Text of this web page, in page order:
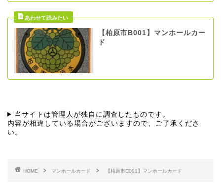
【柏原市B001】マンホールカー
ド
当サイトは管理人が独自に調査したものです。
内容が相違している場合がございますので、ご了承くださ
い。
HOME マンホールカード 【柏原市C001】マンホールカード